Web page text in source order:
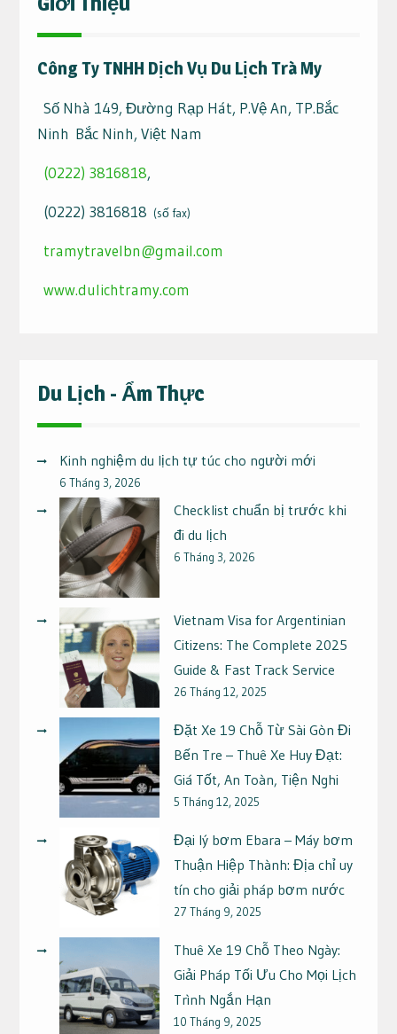
Công Ty TNHH Dịch Vụ Du Lịch Trà My
Số Nhà 149, Đường Rạp Hát, P.Vệ An, TP.Bắc
Ninh Bắc Ninh, Việt Nam
(0222) 3816818,
(0222) 3816818 (số fax)
tramytravelbn@gmail.com
www.dulichtramy.com
Du Lịch - Ẩm Thực
Kinh nghiệm du lịch tự túc cho người mới
6 Tháng 3, 2026
Checklist chuẩn bị trước khi
đi du lịch
6 Tháng 3, 2026
Vietnam Visa for Argentinian
Citizens: The Complete 2025
Guide & Fast Track Service
26 Tháng 12, 2025
Đặt Xe 19 Chỗ Từ Sài Gòn Đi
Bến Tre – Thuê Xe Huy Đạt:
Giá Tốt, An Toàn, Tiện Nghi
5 Tháng 12, 2025
Đại lý bơm Ebara – Máy bơm
Thuận Hiệp Thành: Địa chỉ uy
tín cho giải pháp bơm nước
27 Tháng 9, 2025
Thuê Xe 19 Chỗ Theo Ngày:
Giải Pháp Tối Ưu Cho Mọi Lịch
Trình Ngắn Hạn
10 Tháng 9, 2025